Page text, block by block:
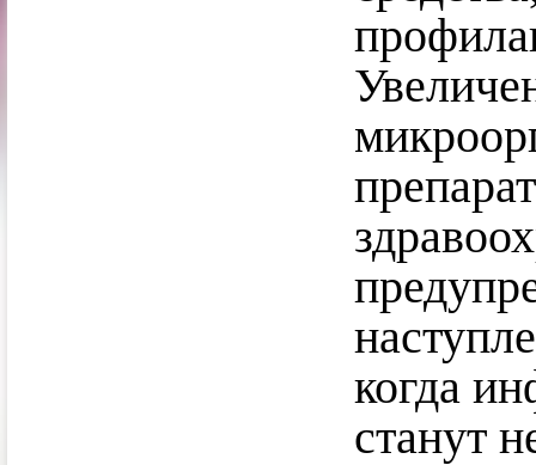
когда
станут